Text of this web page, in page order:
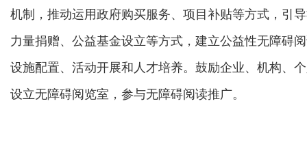
机制，推动运用政府购买服务、项目补贴等方式，引
力量捐赠、公益基金设立等方式，建立公益性无障碍
设施配置、活动开展和人才培养。鼓励企业、机构、
设立无障碍阅览室，参与无障碍阅读推广。